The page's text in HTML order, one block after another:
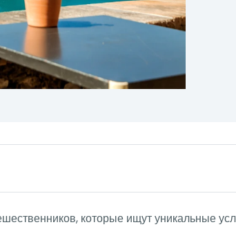
которые ищут уникальные